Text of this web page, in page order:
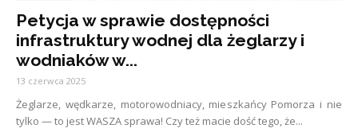
Petycja w sprawie dostępności
infrastruktury wodnej dla żeglarzy i
wodniaków w...
13 czerwca 2025
Żeglarze, wędkarze, motorowodniacy, mieszkańcy Pomorza i nie
tylko — to jest WASZA sprawa! Czy też macie dość tego, że...